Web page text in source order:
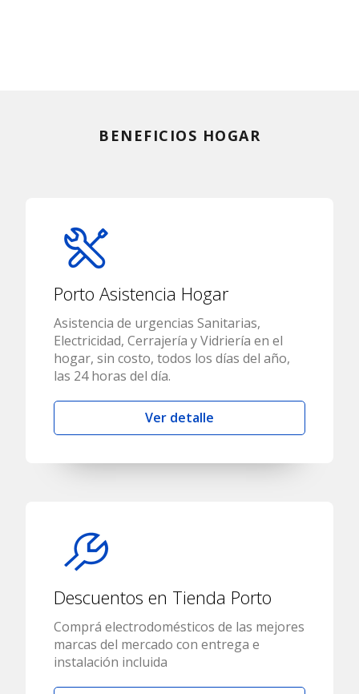
BENEFICIOS HOGAR
Porto Asistencia Hogar
Asistencia de urgencias Sanitarias,
Electricidad, Cerrajería y Vidriería en el
hogar, sin costo, todos los días del año,
las 24 horas del día.
Ver detalle
Descuentos en Tienda Porto
Comprá electrodomésticos de las mejores
marcas del mercado con entrega e
instalación incluida